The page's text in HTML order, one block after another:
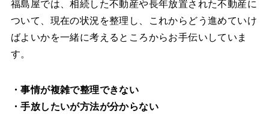
福島屋では、相続した不動産や長年放置された不動産に
ついて、現在の状況を整理し、これからどう進めていけ
ばよいかを一緒に考えるところからお手伝いしていま
す。
・事情が複雑で整理できない
・手放したいが方法が分からない